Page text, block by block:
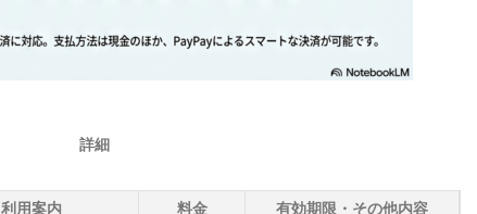
詳細
利用案内 料金 有効期限・その他内容